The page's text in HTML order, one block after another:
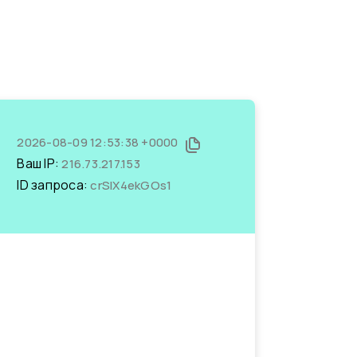
2026-08-09 12:53:38 +0000
Ваш IP:216.73.217.153
ID запроса:crSlX4ekGOs1